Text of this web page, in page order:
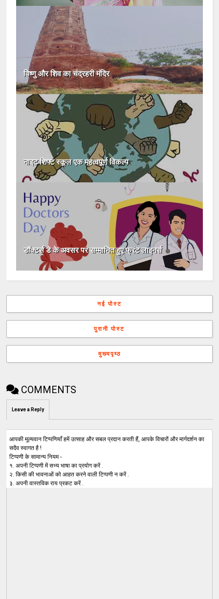
विष्णु और शिव का चंद्रहरी मंदिर
नाइट शिफ्ट स्कूल एक महत्वपूर्ण विकल्प
डॉक्टर्स डे के अवसर पर सम्मानित हुए फ्रंट लाइनर्स
नई पोस्ट
पुरानी पोस्ट
मुख्यपृष्ठ
COMMENTS
Leave a Reply
आपकी मूल्यवान टिप्पणियाँ हमें उत्साह और सबल प्रदान करती हैं, आपके विचारों और मार्गदर्शन का
सदैव स्वागत है !
टिप्पणी के सामान्य नियम -
१. अपनी टिप्पणी में सभ्य भाषा का प्रयोग करें .
२. किसी की भावनाओं को आहत करने वाली टिप्पणी न करें .
३. अपनी वास्तविक राय प्रकट करें .